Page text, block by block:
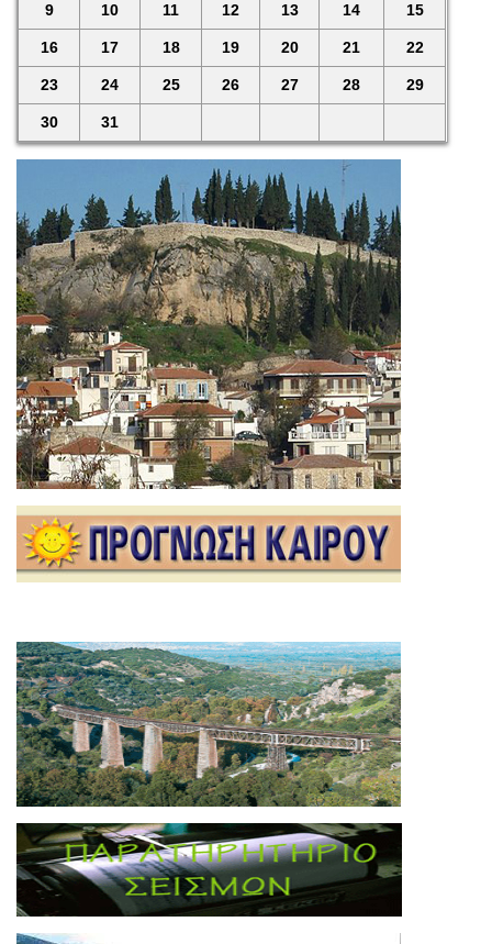
9 10 11 12 13 14 15
16 17 18 19 20 21 22
23 24 25 26 27 28 29
30 31